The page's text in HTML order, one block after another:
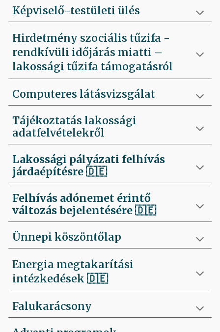
Képviselő-testületi ülés
Hirdetmény szociális tűzifa -
rendkívüli időjárás miatti –
lakossági tűzifa támogatásról
Computeres látásvizsgálat
Tájékoztatás lakossági
adatfelvételekről
Lakossági pályázati felhívás
járdaépítésre🇩🇪
Felhívás adónemet érintő
változás bejelentésére 🇩🇪
Ünnepi köszöntőlap
Energia megtakarítási
intézkedések 🇩🇪
Falukarácsony